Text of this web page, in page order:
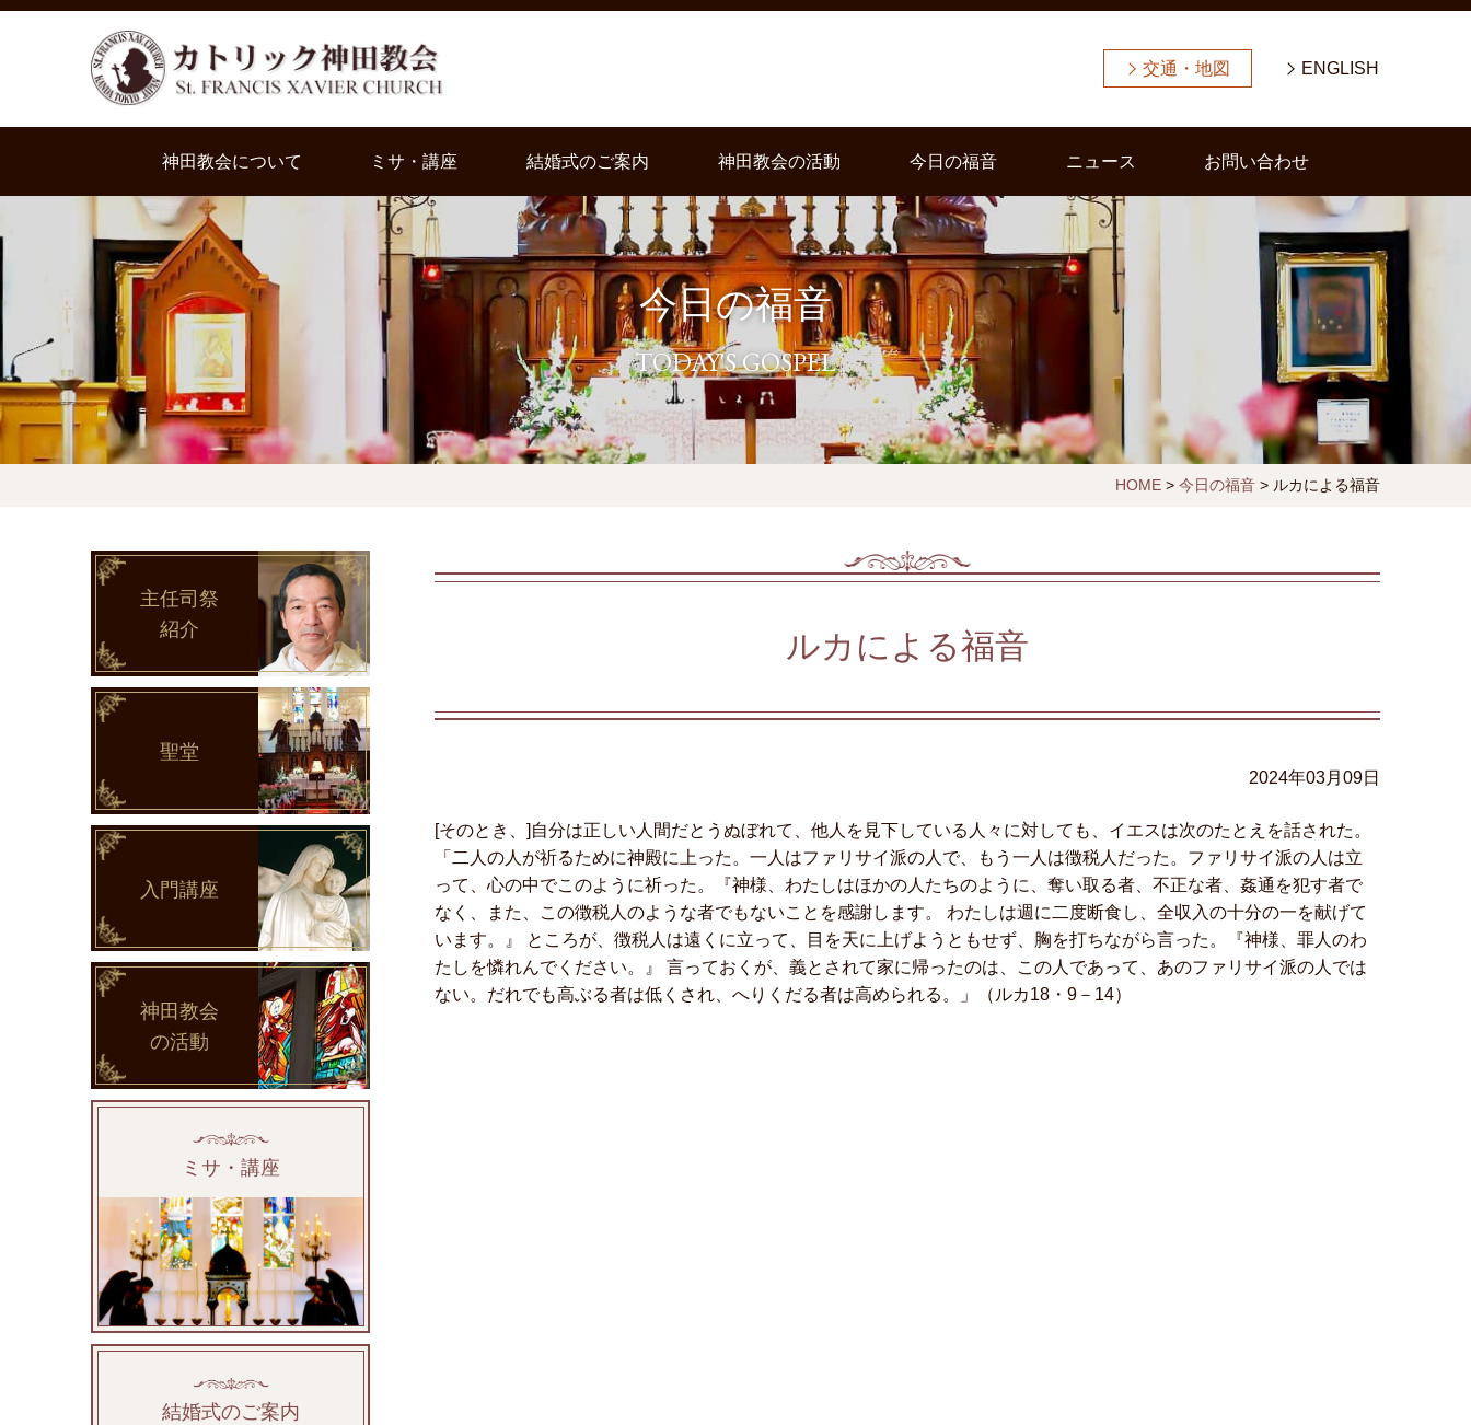
交通・地図 ENGLISH
神田教会について ミサ・講座 結婚式のご案内 神田教会の活動 今日の福音 ニュース お問い合わせ
今日の福音
TODAY'S GOSPEL
HOME> 今日の福音> ルカによる福音
ルカによる福音
2024年03月09日
[そのとき、]自分は正しい人間だとうぬぼれて、他人を見下している人々に対しても、イエスは次のたとえを話された。
「二人の人が祈るために神殿に上った。一人はファリサイ派の人で、もう一人は徴税人だった。ファリサイ派の人は立
って、心の中でこのように祈った。『神様、わたしはほかの人たちのように、奪い取る者、不正な者、姦通を犯す者で
なく、また、この徴税人のような者でもないことを感謝します。 わたしは週に二度断食し、全収入の十分の一を献げて
います。』 ところが、徴税人は遠くに立って、目を天に上げようともせず、胸を打ちながら言った。『神様、罪人のわ
たしを憐れんでください。』 言っておくが、義とされて家に帰ったのは、この人であって、あのファリサイ派の人では
ない。だれでも高ぶる者は低くされ、へりくだる者は高められる。」（ルカ18・9－14）
主任司祭
紹介
聖堂
入門講座
神田教会
の活動
ミサ・講座
結婚式のご案内